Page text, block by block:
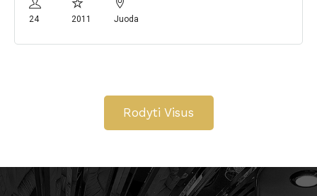
24 2011 Juoda
Rodyti Visus